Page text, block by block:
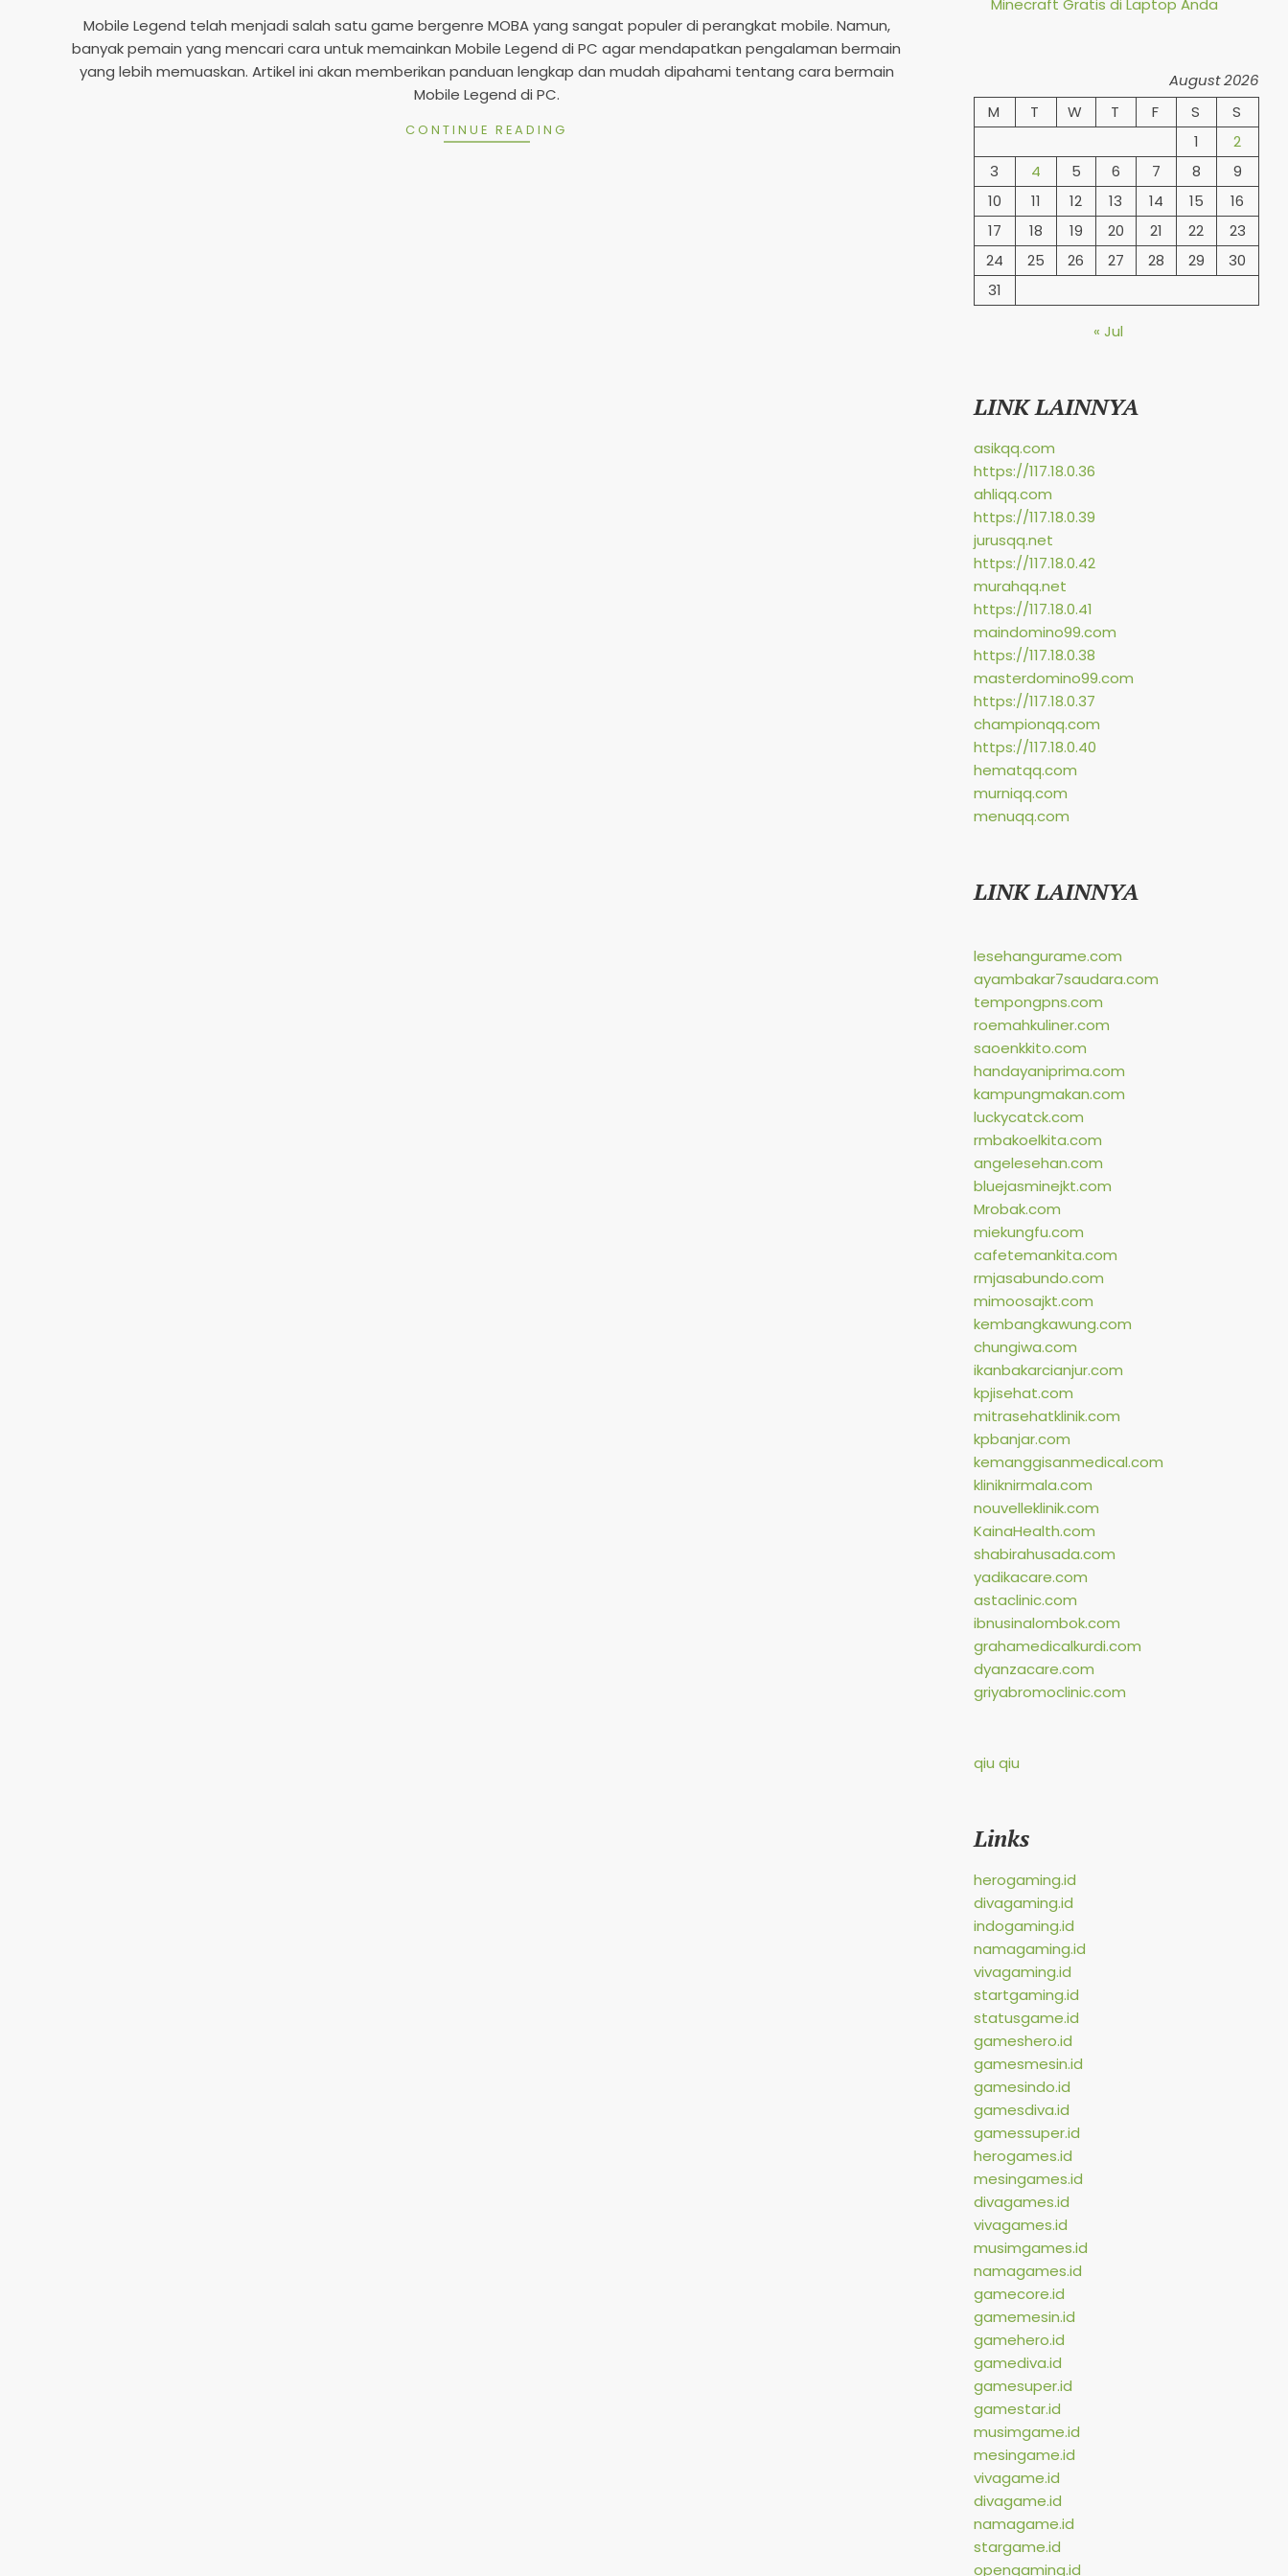
5
Mobile Legend telah menjadi salah satu game bergenre MOBA yang sangat populer di perangkat mobile. Namun,
banyak pemain yang mencari cara untuk memainkan Mobile Legend di PC agar mendapatkan pengalaman bermain
yang lebih memuaskan. Artikel ini akan memberikan panduan lengkap dan mudah dipahami tentang cara bermain
Mobile Legend di PC.
CONTINUE READING
Minecraft Gratis di Laptop Anda
August 2026
M
T W T F S
S
1
2
3
4 5 6 7 8
9
10
11 12 13 14 15
16
17
18 19 20 21 22
23
24
25 26 27 28 29
30
31
« Jul
LINK LAINNYA
asikqq.com
https://117.18.0.36
ahliqq.com
https://117.18.0.39
jurusqq.net
https://117.18.0.42
murahqq.net
https://117.18.0.41
maindomino99.com
https://117.18.0.38
masterdomino99.com
https://117.18.0.37
championqq.com
https://117.18.0.40
hematqq.com
murniqq.com
menuqq.com
LINK LAINNYA
lesehangurame.com
ayambakar7saudara.com
tempongpns.com
roemahkuliner.com
saoenkkito.com
handayaniprima.com
kampungmakan.com
luckycatck.com
rmbakoelkita.com
angelesehan.com
bluejasminejkt.com
Mrobak.com
miekungfu.com
cafetemankita.com
rmjasabundo.com
mimoosajkt.com
kembangkawung.com
chungiwa.com
ikanbakarcianjur.com
kpjisehat.com
mitrasehatklinik.com
kpbanjar.com
kemanggisanmedical.com
kliniknirmala.com
nouvelleklinik.com
KainaHealth.com
shabirahusada.com
yadikacare.com
astaclinic.com
ibnusinalombok.com
grahamedicalkurdi.com
dyanzacare.com
griyabromoclinic.com
qiu qiu
Links
herogaming.id
divagaming.id
indogaming.id
namagaming.id
vivagaming.id
startgaming.id
statusgame.id
gameshero.id
gamesmesin.id
gamesindo.id
gamesdiva.id
gamessuper.id
herogames.id
mesingames.id
divagames.id
vivagames.id
musimgames.id
namagames.id
gamecore.id
gamemesin.id
gamehero.id
gamediva.id
gamesuper.id
gamestar.id
musimgame.id
mesingame.id
vivagame.id
divagame.id
namagame.id
stargame.id
opengaming.id